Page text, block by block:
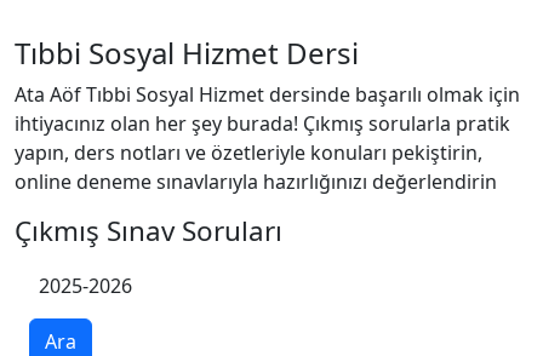
Tıbbi Sosyal Hizmet Dersi
Ata Aöf Tıbbi Sosyal Hizmet dersinde başarılı olmak için
ihtiyacınız olan her şey burada! Çıkmış sorularla pratik
yapın, ders notları ve özetleriyle konuları pekiştirin,
online deneme sınavlarıyla hazırlığınızı değerlendirin
Çıkmış Sınav Soruları
2025-2026
Ara